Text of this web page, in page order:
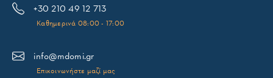
+30 210 49 12 713
Καθημερινά 08:00 - 17:00
info@mdomi.gr
Επικοινωνήστε μαζί μας